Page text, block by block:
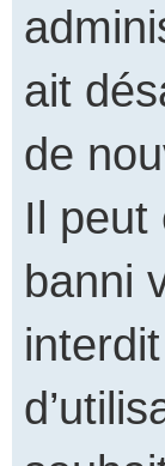
ait
de
Il peut
banni